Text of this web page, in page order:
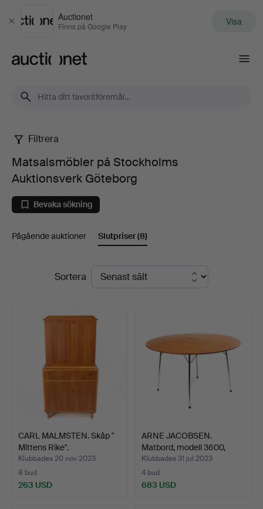
Stäng
Auctionet
Finns på Google Play Visa
Matsalsmöbler
på
Stockholms
Auktionsverk
Filtrera
Matsalsmöbler på Stockholms
Auktionsverk Göteborg
Bevaka sökning
Pågående auktioner Slutpriser(8)
SlutpriserSortera
CARL MALMSTEN. Skåp "
Mittens Rike".
Klubbades 20 nov 2023
8 bud
263 USD
ARNE JACOBSEN.
Matbord, modell 3600,
Fritz…
Klubbades 31 jul 2023
4 bud
683 USD